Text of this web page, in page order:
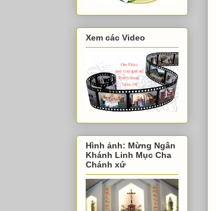
Xem các Video
Hình ảnh: Mừng Ngân
Khánh Linh Mục Cha
Chánh xứ